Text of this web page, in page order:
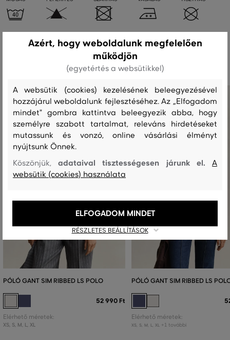
Ajánlott termékek
PÓLÓ GANT SIM RIBBED LS POLO
52 990 Ft
Elérhető méretek:
XS, S, M, L, XL
PÓLÓ GANT SIM RIBBED LS
Elérhető méretek:
XS S M L XL +1 további
Azért, hogy weboldalunk megfelelően
működjön
(egyetértés a websütikkel)
A websütik (cookies) kezelésének beleegyezésével
hozzájárul weboldalunk fejlesztéséhez. Az „Elfogadom
mindet" gombra kattintva beleegyezik abba, hogy
személyre szabott tartalmat, releváns hirdetéseket
mutassunk és vonzó, online vásárlási élményt
nyújtsunk Önnek.
Köszönjük,adataival tisztességesen járunk el.A
websütik (cookies) használata
RÉSZLETES BEÁLLÍTÁSOK
ELFOGADOM MINDET